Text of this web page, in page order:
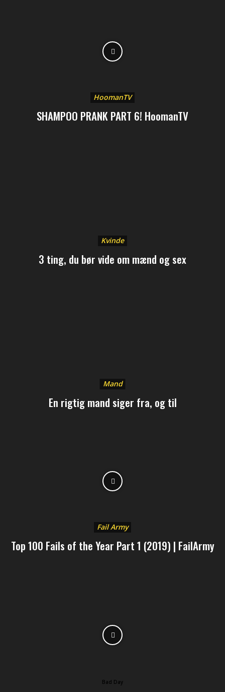
HoomanTV
SHAMPOO PRANK PART 6! HoomanTV
Kvinde
3 ting, du bør vide om mænd og sex
Mand
En rigtig mand siger fra, og til
Fail Army
Top 100 Fails of the Year Part 1 (2019) | FailArmy
Bad Day